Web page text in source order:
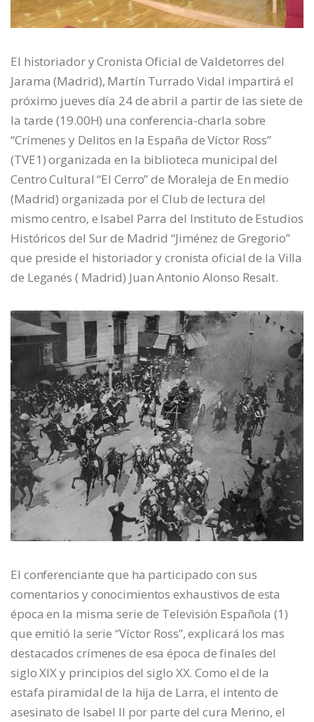
El historiador y Cronista Oficial de Valdetorres del
Jarama (Madrid), Martín Turrado Vidal impartirá el
próximo jueves día 24 de abril a partir de las siete de
la tarde (19.00H) una conferencia-charla sobre
“Crímenes y Delitos en la España de Víctor Ross”
(TVE1) organizada en la biblioteca municipal del
Centro Cultural “El Cerro” de Moraleja de En medio
(Madrid) organizada por el Club de lectura del
mismo centro, e Isabel Parra del Instituto de Estudios
Históricos del Sur de Madrid “Jiménez de Gregorio”
que preside el historiador y cronista oficial de la Villa
de Leganés ( Madrid) Juan Antonio Alonso Resalt.
El conferenciante que ha participado con sus
comentarios y conocimientos exhaustivos de esta
época en la misma serie de Televisión Española (1)
que emitió la serie “Víctor Ross”, explicará los mas
destacados crímenes de esa época de finales del
siglo XIX y principios del siglo XX. Como el de la
estafa piramidal de la hija de Larra, el intento de
asesinato de Isabel II por parte del cura Merino, el